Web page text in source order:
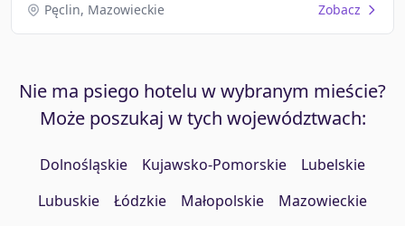
Pęclin, Mazowieckie
Zobacz
Nie ma psiego hotelu w wybranym mieście?
Może poszukaj w tych województwach:
Dolnośląskie Kujawsko-Pomorskie
Lubelskie
Lubuskie
Łódzkie Małopolskie
Mazowieckie